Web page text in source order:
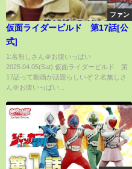
ファン
仮面ライダービルド 第17話[公
式]
1:名無しさん＠お腹いっぱい
2025.04.05(Sat) 仮面ライダービルド 第
17話って動画が話題らしいぞ 2:名無しさ
ん＠お腹いっぱい...